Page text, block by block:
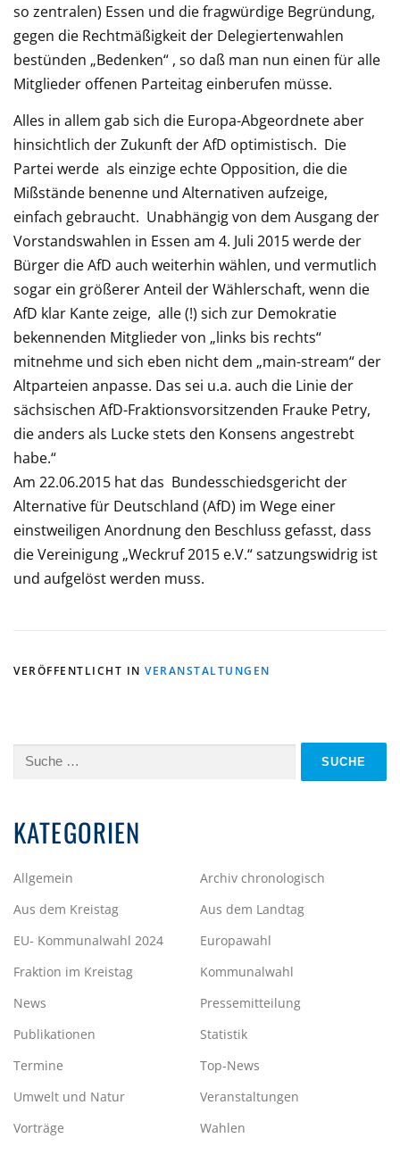
so zentralen) Essen und die fragwürdige Begründung,
gegen die Rechtmäßigkeit der Delegiertenwahlen
bestünden „Bedenken“ , so daß man nun einen für alle
Mitglieder offenen Parteitag einberufen müsse.
Alles in allem gab sich die Europa-Abgeordnete aber
hinsichtlich der Zukunft der AfD optimistisch. Die
Partei werde als einzige echte Opposition, die die
Mißstände benenne und Alternativen aufzeige,
einfach gebraucht. Unabhängig von dem Ausgang der
Vorstandswahlen in Essen am 4. Juli 2015 werde der
Bürger die AfD auch weiterhin wählen, und vermutlich
sogar ein größerer Anteil der Wählerschaft, wenn die
AfD klar Kante zeige, alle (!) sich zur Demokratie
bekennenden Mitglieder von „links bis rechts“
mitnehme und sich eben nicht dem „main-stream“ der
Altparteien anpasse. Das sei u.a. auch die Linie der
sächsischen AfD-Fraktionsvorsitzenden Frauke Petry,
die anders als Lucke stets den Konsens angestrebt
habe.“
Am 22.06.2015 hat das Bundesschiedsgericht der
Alternative für Deutschland (AfD) im Wege einer
einstweiligen Anordnung den Beschluss gefasst, dass
die Vereinigung „Weckruf 2015 e.V.“ satzungswidrig ist
und aufgelöst werden muss.
VERÖFFENTLICHT IN VERANSTALTUNGEN
Suche
KATEGORIEN
Allgemein
Archiv chronologisch
Aus dem Kreistag
Aus dem Landtag
EU- Kommunalwahl 2024
Europawahl
Fraktion im Kreistag
Kommunalwahl
News
Pressemitteilung
Publikationen
Statistik
Termine
Top-News
Umwelt und Natur
Veranstaltungen
Vorträge
Wahlen